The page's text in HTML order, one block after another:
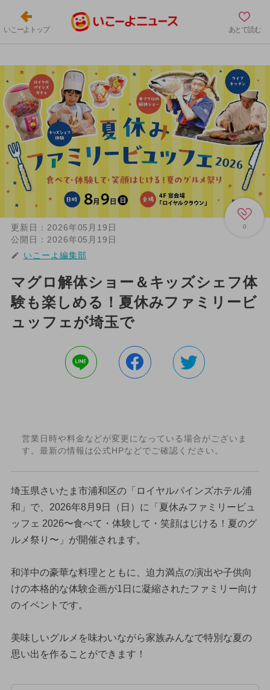
いこーよトップ あとで読む
0
更新日： 2026年05月19日
公開日： 2026年05月19日
いこーよ編集部
マグロ解体ショー＆キッズシェフ体
験も楽しめる！夏休みファミリービ
ュッフェが埼玉で
営業日時や料金などが変更になっている場合がございま
す。最新の情報は公式HPなどでご確認ください。
埼玉県さいたま市浦和区の「ロイヤルパインズホテル浦
和」で、2026年8月9日（日）に「夏休みファミリービュ
ッフェ 2026〜食べて・体験して・笑顔はじける！夏のグ
ルメ祭り〜」が開催されます。
和洋中の豪華な料理とともに、迫力満点の演出や子供向
けの本格的な体験企画が1日に凝縮されたファミリー向け
のイベントです。
美味しいグルメを味わいながら家族みんなで特別な夏の
思い出を作ることができます！